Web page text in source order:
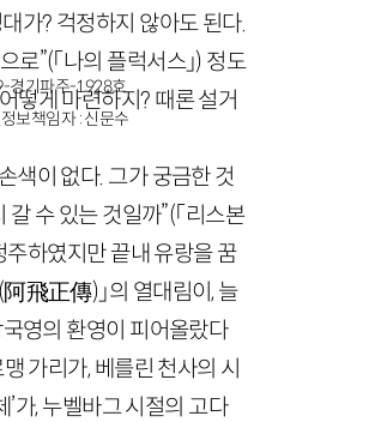
가? 걱정하지 않아도 된다.
로”(「나의 플럭서스」) 정도
떻게 마련하지? 때론 설거
색이 없다. 그가 궁금한 것
갈 수 있는 것일까”(「리스본
하였지만 끝내 유랑을 꿈
(阿飛正傳) 」의 열대림이, 늘
영의 환영이 피어올랐다
가리가, 베를린 천사의 시
가, 누벨바그 시절의 고다
경기파주-1928호
정보책임자 : 신문수